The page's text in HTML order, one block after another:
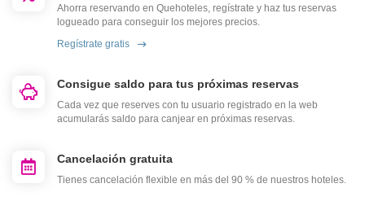
Ahorra reservando en Quehoteles, regístrate y haz tus reservas
logueado para conseguir los mejores precios.
Regístrate gratis
Consigue saldo para tus próximas reservas
Cada vez que reserves con tu usuario registrado en la web
acumularás saldo para canjear en próximas reservas.
Cancelación gratuita
Tienes cancelación flexible en más del 90 % de nuestros hoteles.